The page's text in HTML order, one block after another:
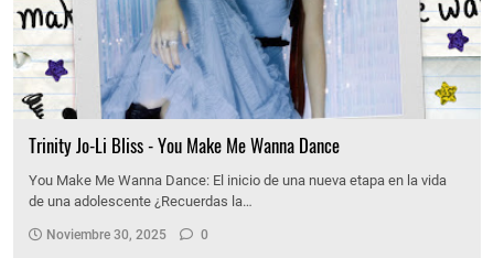
Trinity Jo-Li Bliss - You Make Me Wanna Dance
You Make Me Wanna Dance: El inicio de una nueva etapa en la vida
de una adolescente ¿Recuerdas la…
Noviembre 30, 2025 0